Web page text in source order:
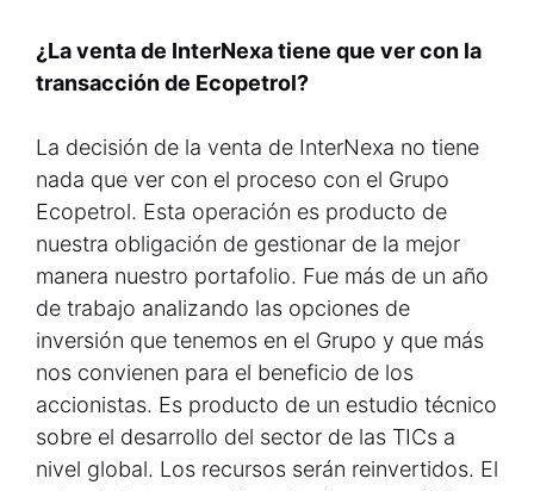
¿La venta de InterNexa tiene que ver con la
transacción de Ecopetrol?
La decisión de la venta de InterNexa no tiene
nada que ver con el proceso con el Grupo
Ecopetrol. Esta operación es producto de
nuestra obligación de gestionar de la mejor
manera nuestro portafolio. Fue más de un año
de trabajo analizando las opciones de
inversión que tenemos en el Grupo y que más
nos convienen para el beneficio de los
accionistas. Es producto de un estudio técnico
sobre el desarrollo del sector de las TICs a
nivel global. Los recursos serán reinvertidos. El